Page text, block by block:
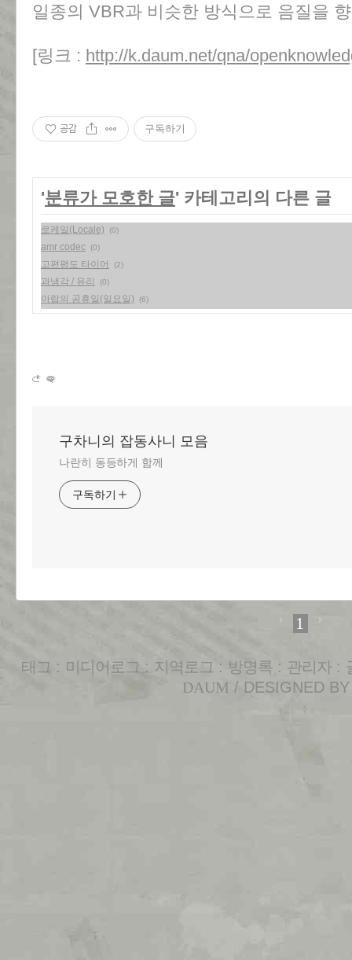
일종의 VBR과 비슷한 방식으로 음질을
[링크 : http://k.daum.net/qna/
공감 구독하기
'분류가 모호한 글' 카테고리의 다른 글
로케일(Locale) (0)
amr codec (0)
고편평도 타이어 (2)
과냉각 / 유리 (0)
아랍의 공휴일(일요일) (6)
구차니의 잡동사니 모음
나란히 동등하게 함께
구독하기
1
태그 : 미디어로그 : 지역로그 : 방명록 : 관리자 :
DAUM / DESIGNED